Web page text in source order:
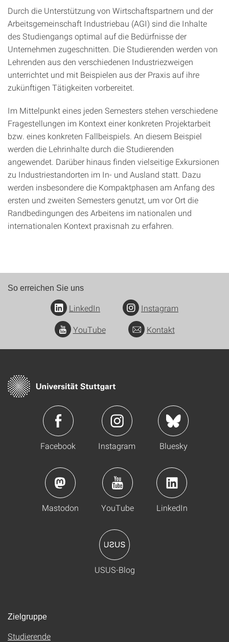
Durch die Unterstützung von Wirtschaftspartnern und der
Arbeitsgemeinschaft Industriebau (AGI) sind die Inhalte
des Studiengangs optimal auf die Bedürfnisse der
Unternehmen zugeschnitten. Die Studierenden werden von
Lehrenden aus den verschiedenen Industriezweigen
unterrichtet und mit Beispielen aus der Praxis auf ihre
zukünftigen Tätigkeiten vorbereitet.
Im Mittelpunkt eines jeden Semesters stehen verschiedene
Fragestellungen im Kontext einer konkreten Projektarbeit
bzw. eines konkreten Fallbeispiels. An diesem Beispiel
werden die Lehrinhalte durch die Studierenden
angewendet. Darüber hinaus finden vielseitige Exkursionen
zu Industriestandorten im In- und Ausland statt. Dazu
werden insbesondere die Kompaktphasen am Anfang des
ersten und zweiten Semesters genutzt, um vor Ort die
Randbedingungen des Arbeitens im nationalen und
internationalen Kontext praxisnah zu erfahren.
So erreichen Sie uns
LinkedIn
Instagram
YouTube
Kontakt
Facebook Instagram Bluesky
Mastodon YouTube LinkedIn
USUS-Blog
Zielgruppe
Studierende